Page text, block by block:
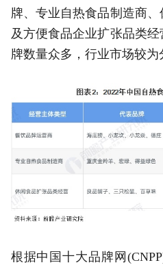
牌、专业自热食品制造商
及方便食品企业扩张品类
牌数量众多，行业市场较为
根据中国十大品牌网